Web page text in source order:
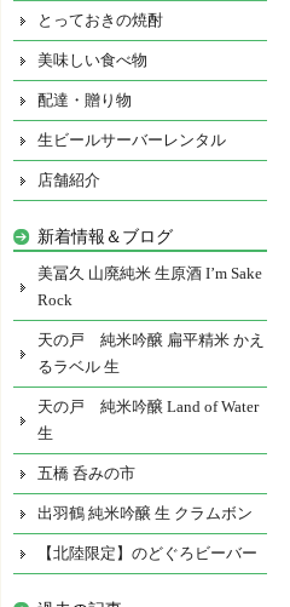
とっておきの焼酎
美味しい食べ物
配達・贈り物
生ビールサーバーレンタル
店舗紹介
新着情報＆ブログ
美冨久 山廃純米 生原酒 I’m Sake
Rock
天の戸 純米吟醸 扁平精米 かえ
るラベル 生
天の戸 純米吟醸 Land of Water
生
五橋 呑みの市
出羽鶴 純米吟醸 生 クラムボン
【北陸限定】のどぐろビーバー